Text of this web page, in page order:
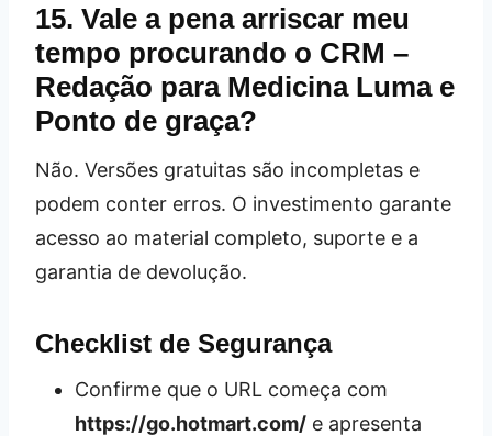
15. Vale a pena arriscar meu
tempo procurando o CRM –
Redação para Medicina Luma e
Ponto de graça?
Não. Versões gratuitas são incompletas e
podem conter erros. O investimento garante
acesso ao material completo, suporte e a
garantia de devolução.
Checklist de Segurança
Confirme que o URL começa com
https://go.hotmart.com/ e apresenta